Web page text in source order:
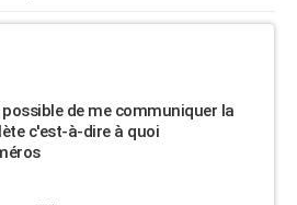
de me communiquer la
c'est-à-dire à quoi